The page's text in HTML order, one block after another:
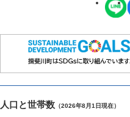
人口と世帯数 （2026年8月1日現在）